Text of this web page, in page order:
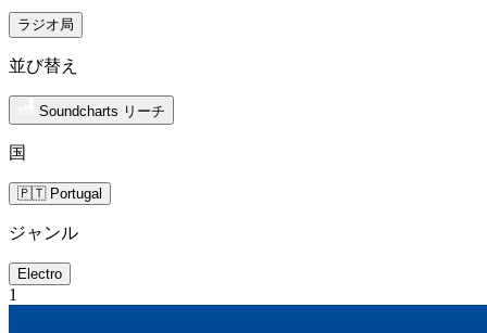
ラジオ局
並び替え
Soundcharts リーチ
国
🇵🇹 Portugal
ジャンル
Electro
1